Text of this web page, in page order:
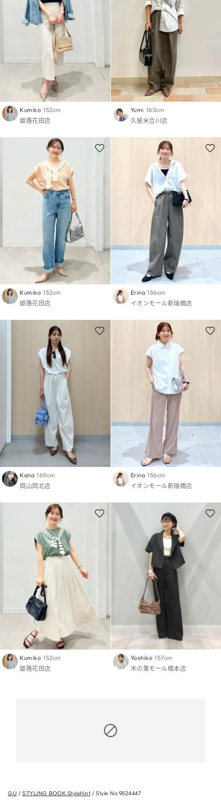
Kumiko 152cm
姫路花田店
Yumi 163cm
久留米合川店
Kumiko 152cm
姫路花田店
Erina 156cm
イオンモール新瑞橋店
Kana 169cm
岡山岡北店
Erina 156cm
イオンモール新瑞橋店
Kumiko 152cm
姫路花田店
Yoshiko 157cm
木の葉モール橋本店
GU STYLING BOOK StyleHint Style No.9524447